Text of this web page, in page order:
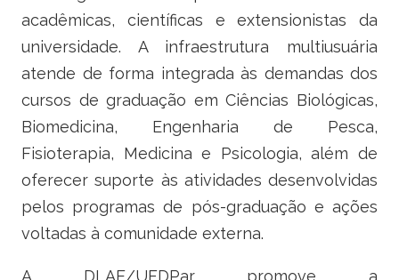
Ministério da Ciência, Tecnologia, Inovações e Comunicações
Ministério do Meio Ambiente
Ministério do Esporte
Ministério do Turismo
acadêmicas, científicas e extensionistas da
universidade. A infraestrutura multiusuária
atende de forma integrada às demandas dos
cursos de graduação em Ciências Biológicas,
Biomedicina, Engenharia de Pesca,
Fisioterapia, Medicina e Psicologia, além de
oferecer suporte às atividades desenvolvidas
pelos programas de pós-graduação e ações
voltadas à comunidade externa.